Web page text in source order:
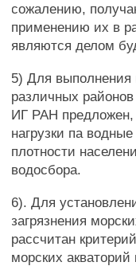
сожалению,
применению их в
являются делом
5) Для выполнения
различных
ИГ РАН предложен,
нагрузки па
плотности
водосбора.
6). Для
загрязнения
рассчитан
морских